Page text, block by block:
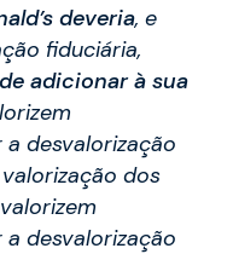
deveria, e
fiduciária,
adicionar à sua
desvalorização
dos
desvalorização